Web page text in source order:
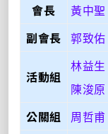
會長
黃中
副會長 郭致
活動組
林益
陳浚
公關組
周哲